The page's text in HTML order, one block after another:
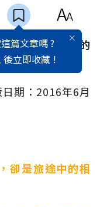
篇文章嗎 ?
後立即收藏 !
形色色人生相遇的
期：2016年6月
卻是旅途中的相